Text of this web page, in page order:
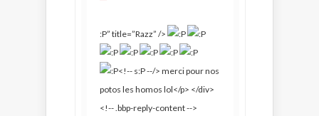
:P” title=”Razz” />